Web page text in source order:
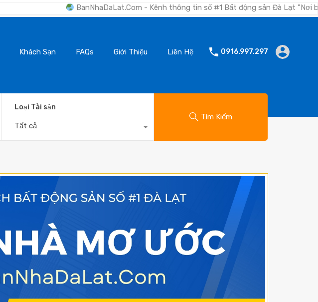
BanNhaDaLat.Com - Kênh thông tin số #1 Bất động sản Đà Lạt "Nơi bạn tìm kiếm
Khách Sạn FAQs Giới Thiệu Liên Hệ 0916.997.297
Loại Tài sản
Tất cả
Tìm Kiếm